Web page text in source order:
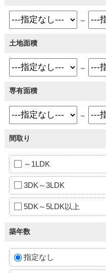
～
土地面積
～
専有面積
～
間取り
～1LDK
3DK～3LDK
5DK～5LDK以上
築年数
指定なし